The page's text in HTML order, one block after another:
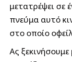
μετατρέψει σε
πνεύμα αυτό
στο οποίο
Ας